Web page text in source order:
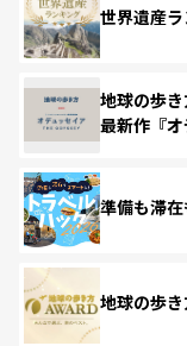
世界遺産
地球の歩
最新作『オ
準備も滞
地球の歩